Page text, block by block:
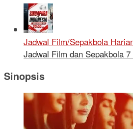
Jadwal Film/Sepakbola
Jadwal Film dan Sepakbola
Sinopsis